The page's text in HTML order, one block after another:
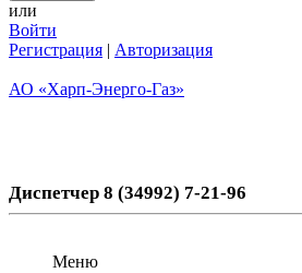
или
Войти
Регистрация | Авторизация
АО «Харп-Энерго-Газ»
Диспетчер 8 (34992) 7-21-96
Меню